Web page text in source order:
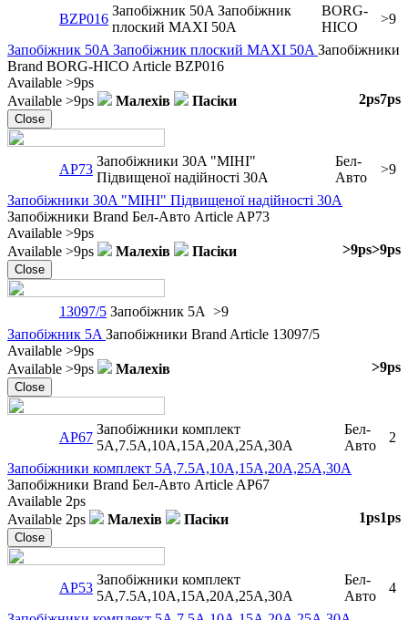
BZP016
Запобіжник 50A Запобіжник
плоский MAXI 50A
BORG-
HICO
>9
Запобіжник 50A Запобіжник плоский MAXI 50A Запобіжники
Brand BORG-HICO Article BZP016
Available >9ps
Available >9ps Малехів 7ps
Пасіки 2ps
Close
AP73
Запобіжники 30A "МІНІ"
Підвищеної надійності 30А
Бел-
Авто
>9
Запобіжники 30A "МІНІ" Підвищеної надійності 30А
Запобіжники Brand Бел-Авто Article AP73
Available >9ps
Available >9ps Малехів >9ps
Пасіки >9ps
Close
13097/5 Запобіжник 5A >9
Запобіжник 5A Запобіжники Brand Article 13097/5
Available >9ps
Available >9ps Малехів >9ps
Close
AP67
Запобіжники комплект
5A,7.5A,10A,15A,20A,25A,30A
Бел-
Авто
2
Запобіжники комплект 5A,7.5A,10A,15A,20A,25A,30A
Запобіжники Brand Бел-Авто Article AP67
Available 2ps
Available 2ps Малехів 1ps
Пасіки 1ps
Close
AP53
Запобіжники комплект
5A,7.5A,10A,15A,20A,25A,30A
Бел-
Авто
4